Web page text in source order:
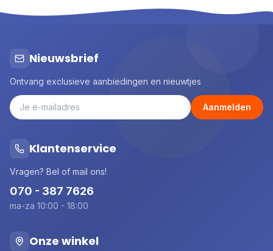
Nieuwsbrief
Ontvang exclusieve aanbiedingen en nieuwtjes
Aanmelden
Klantenservice
Vragen? Bel of mail ons!
070 - 387 7626
ma-za 10:00 - 18:00
Onze winkel